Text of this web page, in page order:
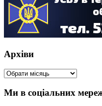
Архіви
Архіви
Ми в соціальних